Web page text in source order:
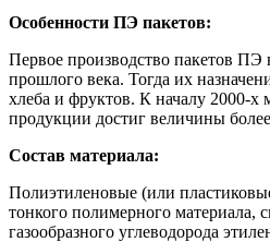
Особенности ПЭ пакетов:
Первое производство пакетов ПЭ
прошлого века. Тогда их
хлеба и фруктов. К началу 2000-х
продукции достиг величины
Состав материала:
Полиэтиленовые (или
тонкого полимерного материала,
газообразного углеводорода